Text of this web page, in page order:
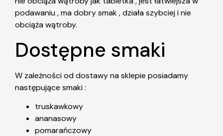
podawaniu , ma dobry smak , działa szybciej i nie
obciąża wątroby.
Dostępne smaki
W zależności od dostawy na sklepie posiadamy
następujące smaki :
truskawkowy
ananasowy
pomarańczowy